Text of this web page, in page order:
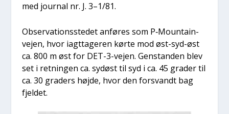
med jour­nal nr. J. 3–1/81.
Obser­va­tions­ste­det anfø­res som P‑Mo­un­tain-
vej­en, hvor iagt­ta­ge­ren kør­te mod øst-syd-øst
ca. 800 m øst for DET-3-vej­en. Gen­stan­den blev
set i ret­nin­gen ca. sydøst til syd i ca. 45 gra­der til
ca. 30 gra­ders høj­de, hvor den for­svandt bag
fjel­det.